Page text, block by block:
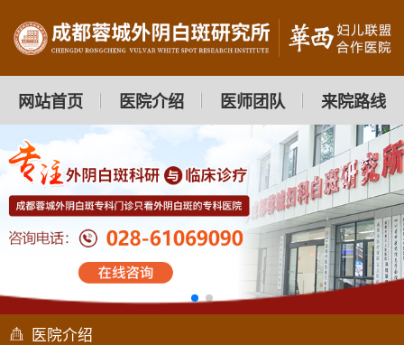
网站首页 医院介绍 医师团队 来院路线
医院介绍